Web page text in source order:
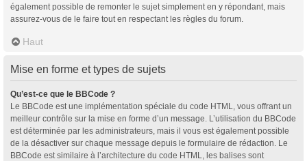
également possible de remonter le sujet simplement en y répondant, mais
assurez-vous de le faire tout en respectant les règles du forum.
Haut
Mise en forme et types de sujets
Qu’est-ce que le BBCode ?
Le BBCode est une implémentation spéciale du code HTML, vous offrant un
meilleur contrôle sur la mise en forme d’un message. L’utilisation du BBCode
est déterminée par les administrateurs, mais il vous est également possible
de la désactiver sur chaque message depuis le formulaire de rédaction. Le
BBCode est similaire à l’architecture du code HTML, les balises sont